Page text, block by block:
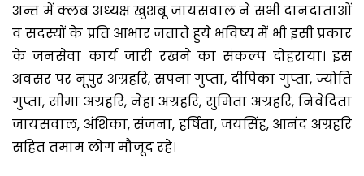
अन्त में क्लब अध्यक्ष खुशबू जायसवाल ने सभी दानदाताओं
व सदस्यों के प्रति आभार जताते हुये भविष्य में भी इसी प्रकार
के जनसेवा कार्य जारी रखने का संकल्प दोहराया। इस
अवसर पर नूपुर अग्रहरि, सपना गुप्ता, दीपिका गुप्ता, ज्योति
गुप्ता, सीमा अग्रहरि, नेहा अग्रहरि, सुमिता अग्रहरि, निवेदिता
जायसवाल, अंशिका, संजना, हर्षिता, जयसिंह, आनंद अग्रहरि
सहित तमाम लोग मौजूद रहे।